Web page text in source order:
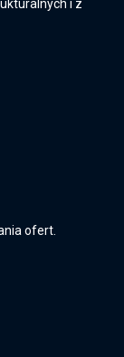
i z
ofert.